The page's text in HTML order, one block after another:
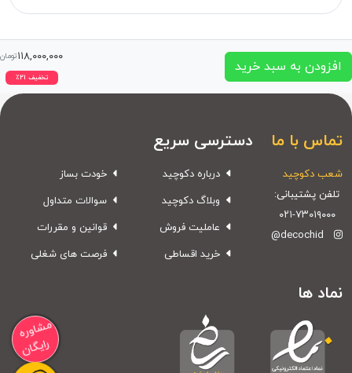
افزودن به سبد خرید
۱۱۸,۰۰۰,۰۰۰تومان
تخفیف ۲۱٪
تماس با ما
شعب دکوچید
تلفن پشتیبانی:
۰۲۱-۷۳۰۱۹۰۰۰
@decochid
دسترسی سریع
درباره دکوچید
وبلاگ دکوچید
عاملیت فروش
خرید اقساطی
خودت بساز
سوالات متداول
قوانین و مقررات
فرصت های شغلی
نماد ها
مشاوره
رایگان